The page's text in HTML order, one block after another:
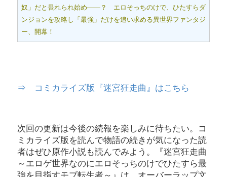
奴」だと畏れられ始め――？ エロそっちのけで、ひたすらダ
ンジョンを攻略し「最強」だけを追い求める異世界ファンタジ
ー、開幕！
⇒ コミカライズ版『迷宮狂走曲』はこちら
次回の更新は今後の続報を楽しみに待ちたい。コ
ミカライズ版を読んで物語の続きが気になった読
者はぜひ原作小説も読んでみよう。『迷宮狂走曲
～エロゲ世界なのにエロそっちのけでひたすら最